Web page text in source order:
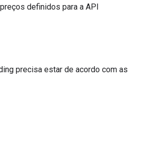
definidos para a API
precisa estar de acordo com as